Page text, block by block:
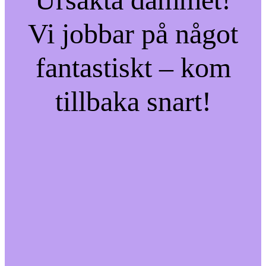
Vi jobbar på något
fantastiskt – kom
tillbaka snart!